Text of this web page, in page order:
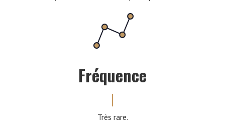
Fréquence
Très rare.